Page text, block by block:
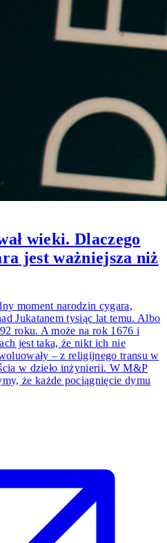
wieki. Dlaczego
jest ważniejsza niż
moment narodzin cygara,
Jukatanem tysiąc lat temu. Albo
roku. A może na rok 1676 i
jest taka, że nikt ich nie
– z religijnego transu w
w dzieło inżynierii. W M&P
że każde pociągnięcie dymu